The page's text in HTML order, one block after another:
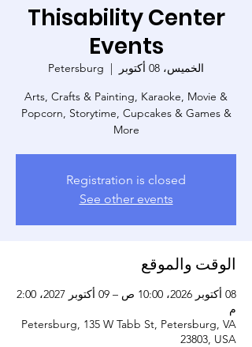
Thisability Center
Events
الخميس، 08 أكتوبر
  |
Petersburg
Arts, Crafts & Painting, Karaoke, Movie &
Popcorn, Storytime, Cupcakes & Games &
More
Registration is closed
See other events
الوقت والموقع
08 أكتوبر 2026، 10:00 ص – 09 أكتوبر 2027، 2:00
م
Petersburg, 135 W Tabb St, Petersburg, VA
23803, USA